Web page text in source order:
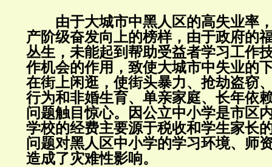
由于大城市中黑人区的高失业率
产阶级奋发向上的榜样，由于政府的
丛生，未能起到帮助受益者学习工作
作机会的作用，致使大城市中失业的
在街上闲逛，使街头暴力、抢劫盗窃
行为和非婚生育、单亲家庭、长年依
问题触目惊心。因公立中小学是市区
学校的经费主要源于税收和学生家长
问题对黑人区中小学的学习环境、师
造成了灾难性影响。